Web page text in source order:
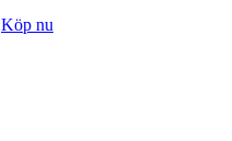
Köp nu